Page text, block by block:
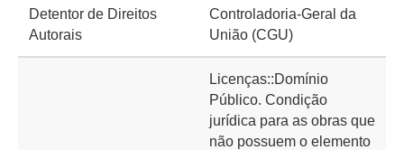
Detentor de Direitos
Autorais
Controladoria-Geral da
União (CGU)
Licenças::Domínio
Público. Condição
jurídica para as obras que
não possuem o elemento